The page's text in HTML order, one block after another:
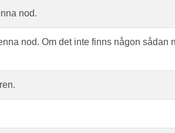
nod.
nod. Om det inte finns någon sådan